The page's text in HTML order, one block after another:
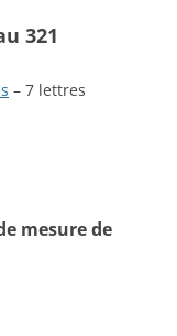
321
– 7 lettres
mesure de